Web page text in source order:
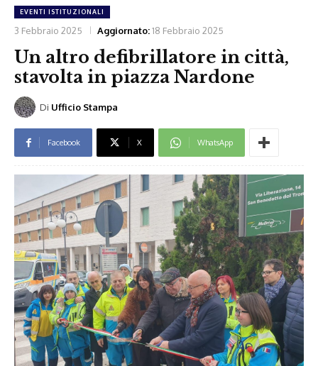
EVENTI ISTITUZIONALI
3 Febbraio 2025 Aggiornato:18 Febbraio 2025
Un altro defibrillatore in città,
stavolta in piazza Nardone
Di Ufficio Stampa
Facebook X WhatsApp